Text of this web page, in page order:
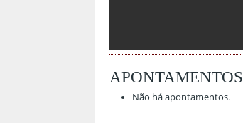
APONTAMENTOS
Não há apontamentos.